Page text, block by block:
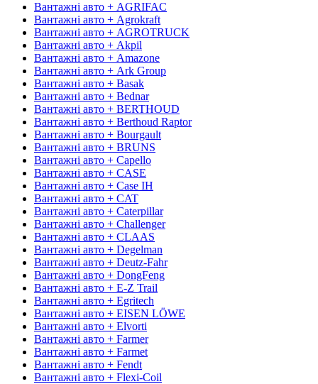
Вантажні авто + AGRIFAC
Вантажні авто + Agrokraft
Вантажні авто + AGROTRUCK
Вантажні авто + Akpil
Вантажні авто + Amazone
Вантажні авто + Ark Group
Вантажні авто + Basak
Вантажні авто + Bednar
Вантажні авто + BERTHOUD
Вантажні авто + Berthoud Raptor
Вантажні авто + Bourgault
Вантажні авто + BRUNS
Вантажні авто + Capello
Вантажні авто + CASE
Вантажні авто + Case IH
Вантажні авто + CAT
Вантажні авто + Caterpillar
Вантажні авто + Challenger
Вантажні авто + CLAAS
Вантажні авто + Degelman
Вантажні авто + Deutz-Fahr
Вантажні авто + DongFeng
Вантажні авто + E-Z Trail
Вантажні авто + Egritech
Вантажні авто + EISEN LÖWE
Вантажні авто + Elvorti
Вантажні авто + Farmer
Вантажні авто + Farmet
Вантажні авто + Fendt
Вантажні авто + Flexi-Coil